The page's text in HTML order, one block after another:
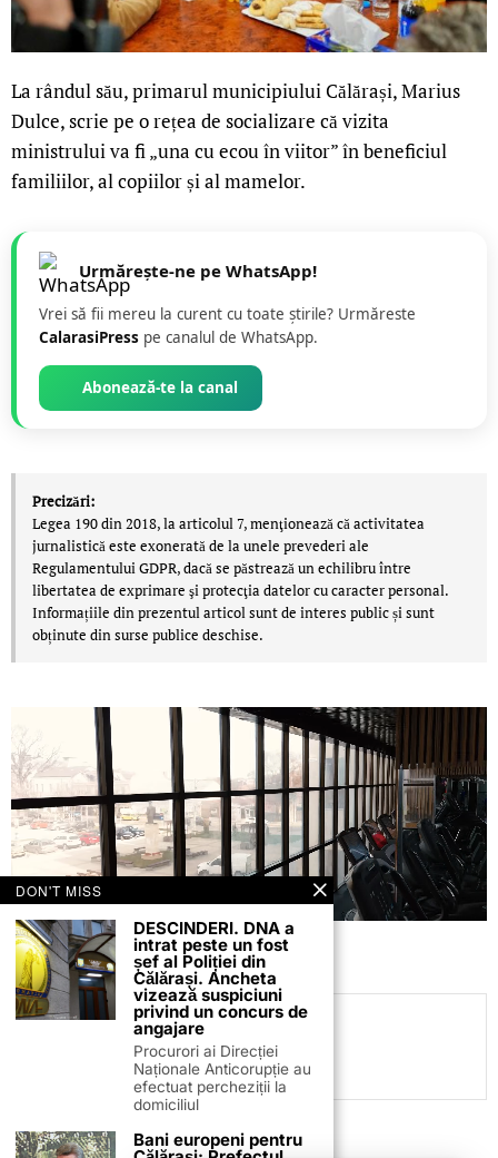
La rândul său, primarul municipiului Călărași, Marius
Dulce, scrie pe o rețea de socializare că vizita
ministrului va fi „una cu ecou în viitor” în beneficiul
familiilor, al copiilor și al mamelor.
Urmărește-ne pe WhatsApp!
Vrei să fii mereu la curent cu toate știrile? Urmăreste
CalarasiPress pe canalul de WhatsApp.
Abonează-te la canal
Precizări:
Legea 190 din 2018, la articolul 7, menţionează că activitatea
jurnalistică este exonerată de la unele prevederi ale
Regulamentului GDPR, dacă se păstrează un echilibru între
libertatea de exprimare şi protecţia datelor cu caracter personal.
Informațiile din prezentul articol sunt de interes public și sunt
obținute din surse publice deschise.
Daniel Mitrea
DON'T MISS
DESCINDERI. DNA a
intrat peste un fost
șef al Poliției din
Călărași. Ancheta
vizează suspiciuni
privind un concurs de
angajare
Procurori ai Direcției
Naționale Anticorupție au
efectuat percheziții la
domiciliul
Bani europeni pentru